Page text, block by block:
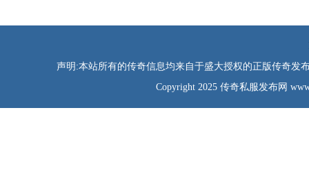
声明:本站所有的传奇信息均来自于盛大授权的正版传奇发
Copyright 2025 传奇私服发布网